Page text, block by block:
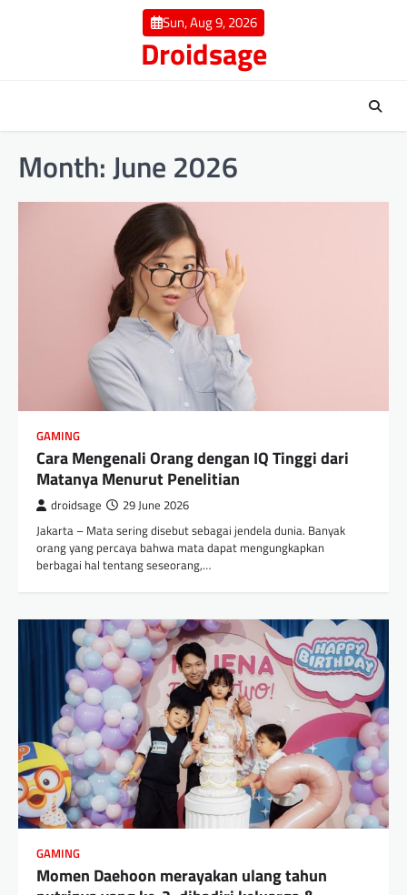
Sun, Aug 9, 2026
Droidsage
Month:June 2026
GAMING
Cara Mengenali Orang dengan IQ Tinggi dari
Matanya Menurut Penelitian
droidsage 29 June 2026
Jakarta – Mata sering disebut sebagai jendela dunia. Banyak
orang yang percaya bahwa mata dapat mengungkapkan
berbagai hal tentang seseorang,…
GAMING
Momen Daehoon merayakan ulang tahun